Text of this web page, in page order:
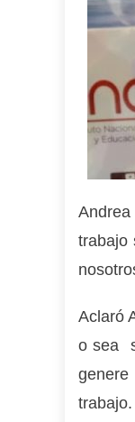
trabajo
Aclaró
o sea
genere
trabajo.